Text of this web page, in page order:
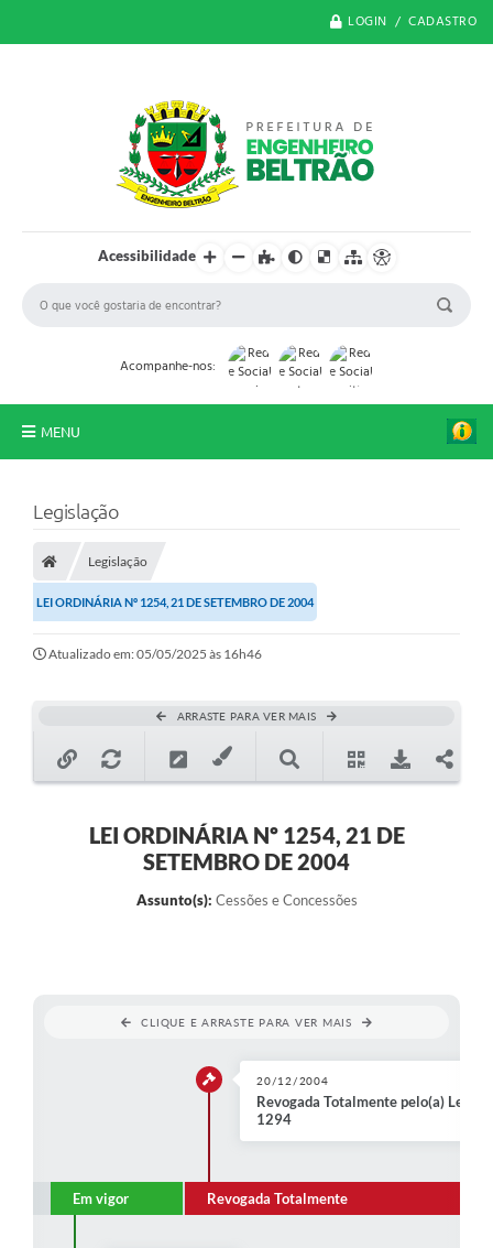
LOGIN / CADASTRO
Acessibilidade
Acompanhe-nos:
MENU
Transparência
Legislação
Editais
Covid-19 / Vacinação
Secretarias
A Prefeitura
Serviços Online
Legislação
Legislação
LEI ORDINÁRIA Nº 1254, 21 DE SETEMBRO DE 2004
Atualizado em: 05/05/2025 às 16h46
ARRASTE PARA VER MAIS
LEI ORDINÁRIA Nº 1254, 21 DE
SETEMBRO DE 2004
Assunto(s): Cessões e Concessões
CLIQUE E ARRASTE PARA VER MAIS
Em vigor Revogada Totalmente
20/12/2004
Revogada Totalmente pelo(a) Lei
1294